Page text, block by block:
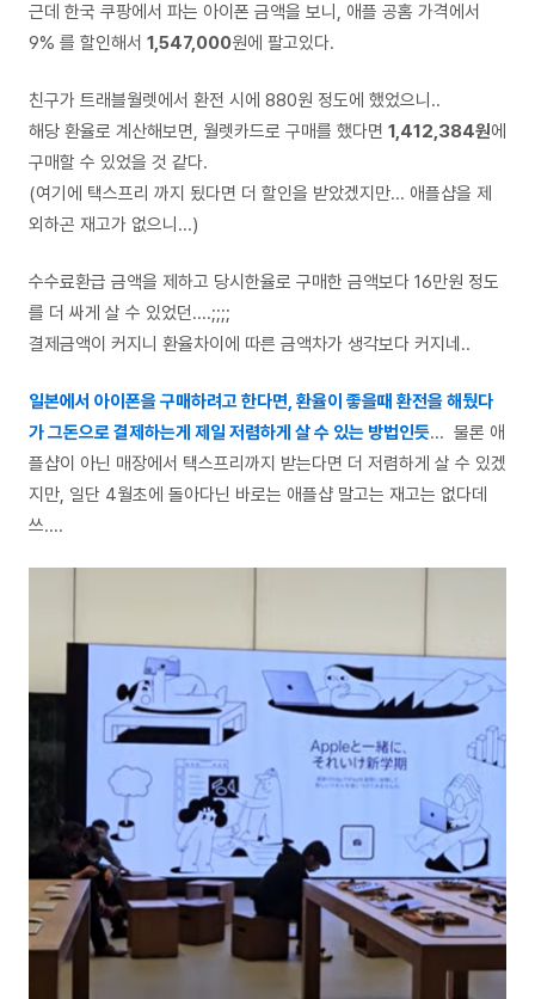
근데 한국 쿠팡에서 파는 아이폰 금액을 보니, 애플 공홈 가격에서
9% 를 할인해서 1,547,000원에 팔고있다.
친구가 트래블월렛에서 환전 시에 880원 정도에 했었으니..
해당 환율로 계산해보면, 월렛카드로 구매를 했다면 1,412,384원에
구매할 수 있었을 것 같다.
(여기에 택스프리 까지 됬다면 더 할인을 받았겠지만... 애플샵을 제
외하곤 재고가 없으니...)
수수료환급 금액을 제하고 당시한율로 구매한 금액보다 16만원 정도
를 더 싸게 살 수 있었던....;;;;
결제금액이 커지니 환율차이에 따른 금액차가 생각보다 커지네..
일본에서 아이폰을 구매하려고 한다면, 환율이 좋을때 환전을 해뒀다
가 그돈으로 결제하는게 제일 저렴하게 살 수 있는 방법인듯... 물론 애
플샵이 아닌 매장에서 택스프리까지 받는다면 더 저렴하게 살 수 있겠
지만, 일단 4월초에 돌아다닌 바로는 애플샵 말고는 재고는 없다데
쓰....